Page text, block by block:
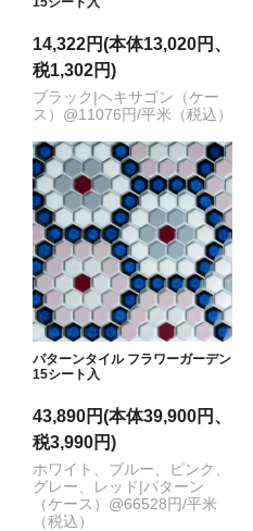
14,322円(本体13,020円、
税1,302円)
ブラック|ヘキサゴン（ケー
ス）@11076円/平米（税込）
パターンタイル フラワーガーデン
15シート入
43,890円(本体39,900円、
税3,990円)
ホワイト、ブルー、ピンク、
グレー、レッド|パターン
（ケース）@66528円/平米
（税込）